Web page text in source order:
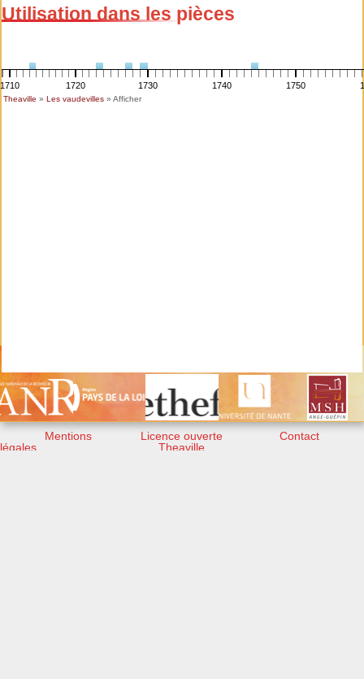
Utilisation dans les pièces
1710 1720 1730 1740 1750
Theaville » Les vaudevilles» Afficher
Mentions
légales
Licence ouverte
Theaville
Contact